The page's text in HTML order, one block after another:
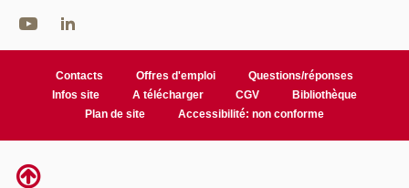
Contacts Offres d'emploi
Questions/réponses
Infos site
A télécharger CGV
Bibliothèque
Plan de site
Accessibilité: non conforme